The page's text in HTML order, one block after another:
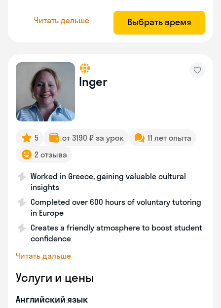
Читать дальше Выбрать время
Inger
5 от 3190 ₽ за урок
11 лет опыта
2 отзыва
Worked in Greece, gaining valuable cultural
insights
Completed over 600 hours of voluntary tutoring
in Europe
Creates a friendly atmosphere to boost student
confidence
Читать дальше
Услуги и цены
Английский язык